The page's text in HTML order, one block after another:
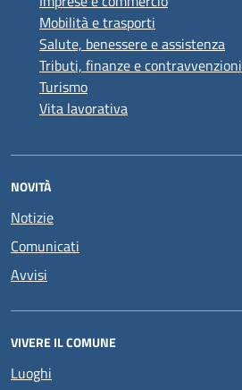
Mobilità e trasporti
Salute, benessere e assistenza
Tributi, finanze e contravvenzioni
Turismo
Vita lavorativa
NOVITÀ
Notizie
Comunicati
Avvisi
VIVERE IL COMUNE
Luoghi